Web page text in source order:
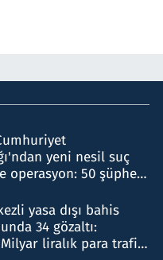
yeni nesil suç
operasyon: 50 şüpheli
yasa dışı bahis
34 gözaltı:
Milyar liralık para trafiği